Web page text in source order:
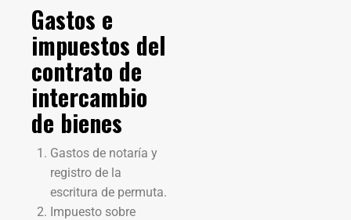
Gastos e
impuestos del
contrato de
intercambio
de bienes
Gastos de notaría y
registro de la
escritura de permuta.
Impuesto sobre